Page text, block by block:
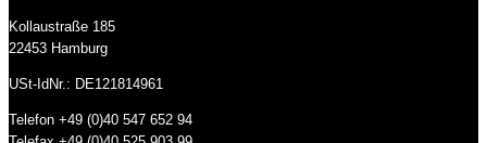
Kollaustraße 185
22453 Hamburg
USt-IdNr.: DE121814961
Telefon +49 (0)40 547 652 94